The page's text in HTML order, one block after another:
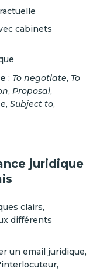
cabinets
: To negotiate, To
, Proposal,
, Subject to,
juridique
clairs,
différents
un email juridique,